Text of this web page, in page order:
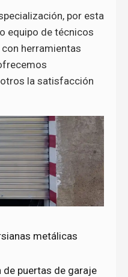
por esta
equipo de técnicos
herramientas
la satisfacción
metálicas
de puertas de garaje